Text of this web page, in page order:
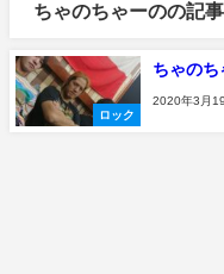
ちゃのちゃーのの記
ロック
ちゃのち
2020年3月